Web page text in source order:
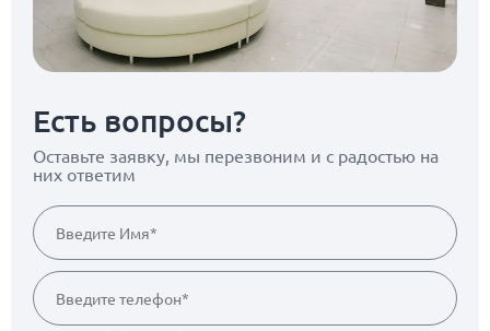
Есть вопросы?
Оставьте заявку, мы перезвоним и с радостью на
них ответим